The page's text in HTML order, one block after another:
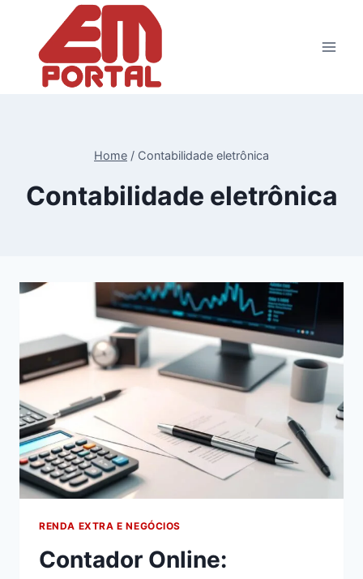
Conteúdo
Home / Contabilidade eletrônica
Contabilidade eletrônica
RENDA EXTRA E NEGÓCIOS
Contador Online: